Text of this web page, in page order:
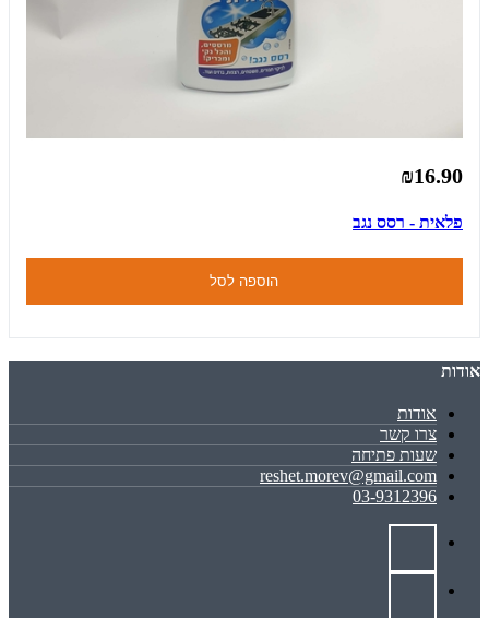
₪16.90
פלאית - רסס נגב
הוספה לסל
אודות
אודות
צרו קשר
שעות פתיחה
reshet.morev@gmail.com
03-9312396